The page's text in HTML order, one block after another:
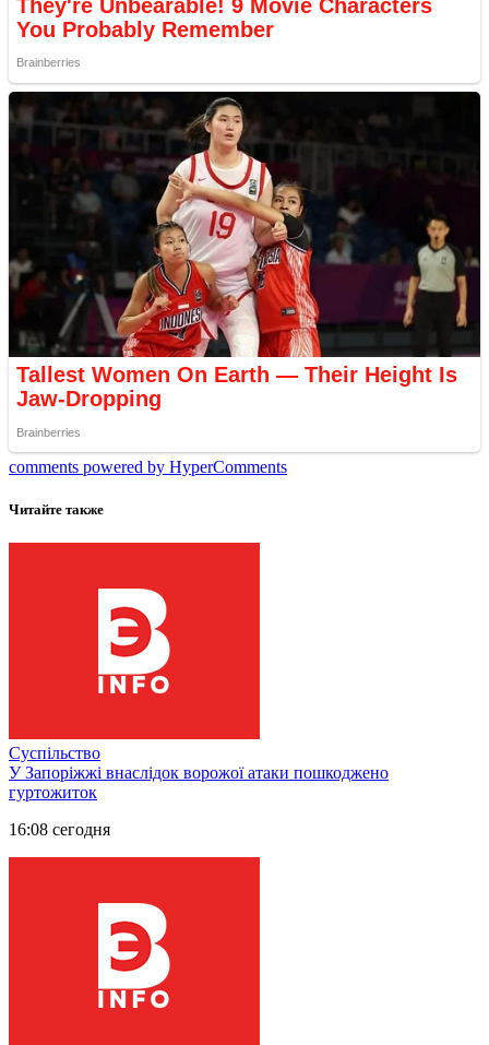
comments powered by HyperComments
Читайте также
Суспільство
У Запоріжжі внаслідок ворожої атаки пошкоджено
гуртожиток
16:08 сегодня